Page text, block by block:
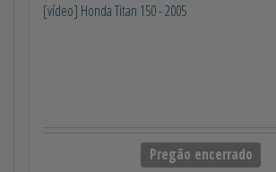
[vídeo] Honda Titan 150 - 2005
Pregão encerrado